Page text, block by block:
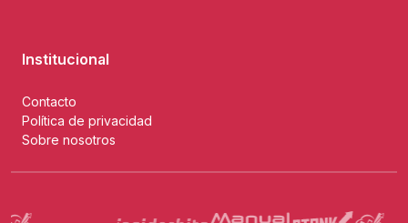
Institucional
Contacto
Política de privacidad
Sobre nosotros